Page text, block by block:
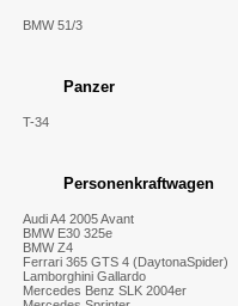
BMW 51/3
Panzer
T-34
Personenkraftwagen
Audi A4 2005 Avant
BMW E30 325e
BMW Z4
Ferrari 365 GTS 4 (DaytonaSpider)
Lamborghini Gallardo
Mercedes Benz SLK 2004er